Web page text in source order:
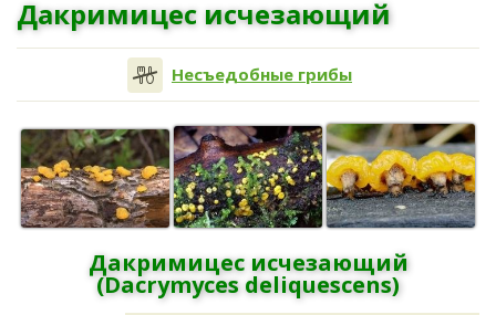
Дакримицес исчезающий
Несъедобные грибы
Дакримицес исчезающий
(Dacrymyces deliquescens)